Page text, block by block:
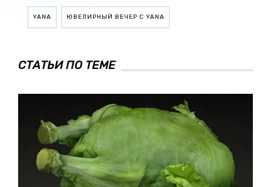
YANA ЮВЕЛИРНЫЙ ВЕЧЕР С YANA
СТАТЬИ ПО ТЕМЕ